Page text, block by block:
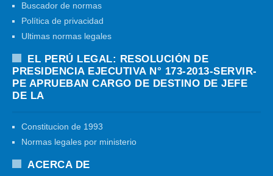
Buscador de normas
Política de privacidad
Ultimas normas legales
EL PERÚ LEGAL: RESOLUCIÓN DE
PRESIDENCIA EJECUTIVA N° 173-2013-SERVIR-
PE APRUEBAN CARGO DE DESTINO DE JEFE
DE LA
Constitucion de 1993
Normas legales por ministerio
ACERCA DE